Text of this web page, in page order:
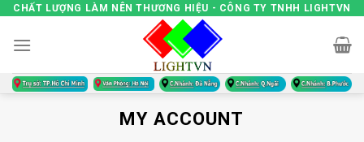
Skip
content
CHẤT LƯỢNG LÀM NÊN THƯƠNG HIỆU - CÔNG TY TNHH LIGHTVN
MY ACCOUNT